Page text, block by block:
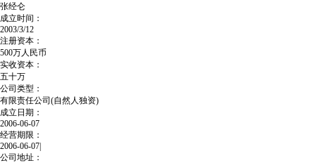
张经仑
成立时间：
2003/3/12
注册资本：
500万人民币
实收资本：
五十万
公司类型：
有限责任公司(自然人独资)
成立日期：
2006-06-07
经营期限：
2006-06-07|
公司地址：